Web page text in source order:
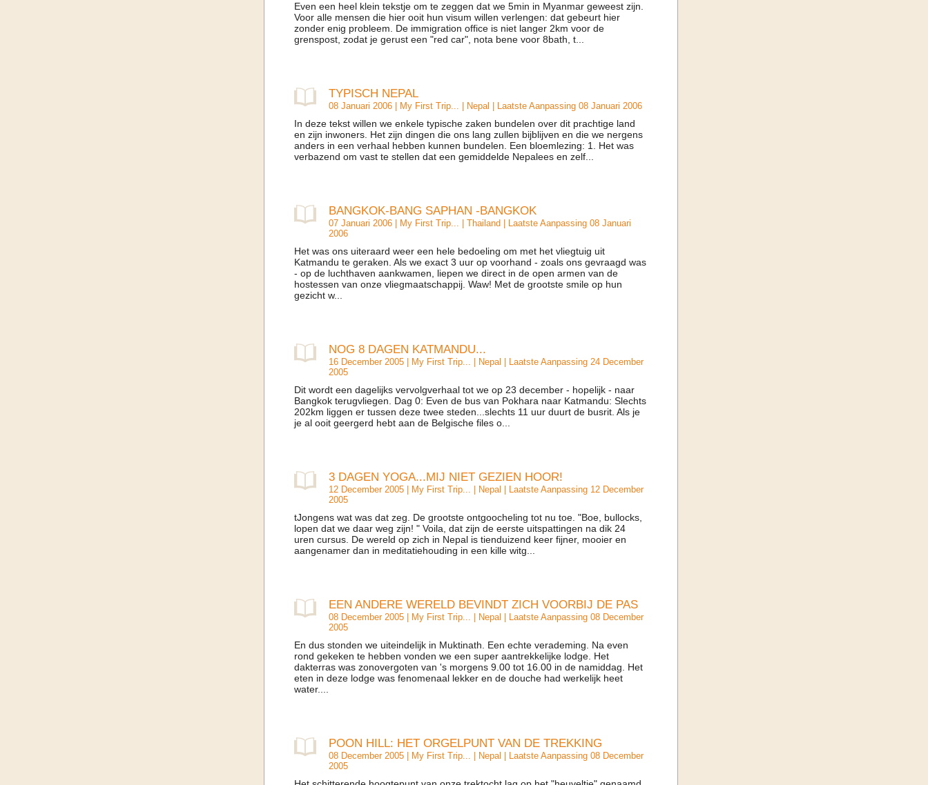
Even een heel klein tekstje om te zeggen dat we 5min in Myanmar geweest zijn.
Voor alle mensen die hier ooit hun visum willen verlengen: dat gebeurt hier
zonder enig probleem. De immigration office is niet langer 2km voor de
grenspost, zodat je gerust een "red car", nota bene voor 8bath, t...
TYPISCH NEPAL
08 Januari 2006 | My First Trip... Nepal | Laatste Aanpassing 08 Januari 2006
In deze tekst willen we enkele typische zaken bundelen over dit prachtige land
en zijn inwoners. Het zijn dingen die ons lang zullen bijblijven en die we nergens
anders in een verhaal hebben kunnen bundelen. Een bloemlezing: 1. Het was
verbazend om vast te stellen dat een gemiddelde Nepalees en zelf...
BANGKOK-BANG SAPHAN -BANGKOK
07 Januari 2006 | My First Trip... Thailand | Laatste Aanpassing 08 Januari
2006
Het was ons uiteraard weer een hele bedoeling om met het vliegtuig uit
Katmandu te geraken. Als we exact 3 uur op voorhand - zoals ons gevraagd was
- op de luchthaven aankwamen, liepen we direct in de open armen van de
hostessen van onze vliegmaatschappij. Waw! Met de grootste smile op hun
gezicht w...
NOG 8 DAGEN KATMANDU...
16 December 2005 | My First Trip... Nepal
| Laatste Aanpassing 24 December
2005
Dit wordt een dagelijks vervolgverhaal tot we op 23 december - hopelijk - naar
Bangkok terugvliegen. Dag 0: Even de bus van Pokhara naar Katmandu: Slechts
202km liggen er tussen deze twee steden...slechts 11 uur duurt de busrit. Als je
je al ooit geergerd hebt aan de Belgische files o...
3 DAGEN YOGA...MIJ NIET GEZIEN HOOR!
12 December 2005 | My First Trip... Nepal
| Laatste Aanpassing 12 December
2005
tJongens wat was dat zeg. De grootste ontgoocheling tot nu toe. "Boe, bullocks,
lopen dat we daar weg zijn! " Voila, dat zijn de eerste uitspattingen na dik 24
uren cursus. De wereld op zich in Nepal is tienduizend keer fijner, mooier en
aangenamer dan in meditatiehouding in een kille witg...
EEN ANDERE WERELD BEVINDT ZICH VOORBIJ DE PAS
08 December 2005 | My First Trip... Nepal
| Laatste Aanpassing 08 December
2005
En dus stonden we uiteindelijk in Muktinath. Een echte verademing. Na even
rond gekeken te hebben vonden we een super aantrekkelijke lodge. Het
dakterras was zonovergoten van 's morgens 9.00 tot 16.00 in de namiddag. Het
eten in deze lodge was fenomenaal lekker en de douche had werkelijk heet
water....
POON HILL: HET ORGELPUNT VAN DE TREKKING
08 December 2005 | My First Trip... Nepal
| Laatste Aanpassing 08 December
2005